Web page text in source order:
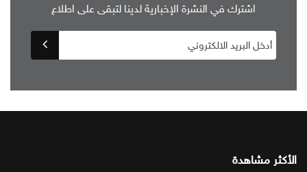
اشترك في النشرة الإخبارية لدينا لتبقى على اطلاع
الأكثر مشاهدة